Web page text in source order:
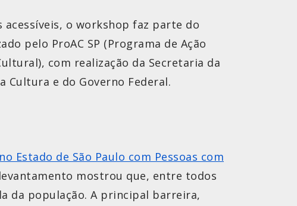
o workshop faz parte do
pelo ProAC SP (Programa de Ação
com realização da Secretaria da
Cultura e do Governo Federal.
Estado de São Paulo com Pessoas com
mostrou que, entre todos
da população. A principal barreira,